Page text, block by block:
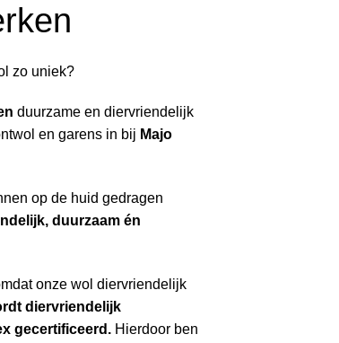
zo uniek?
duurzame en diervriendelijk
en garens in bij Majo
op de huid gedragen
duurzaam én
onze wol diervriendelijk
diervriendelijk
gecertificeerd. Hierdoor ben